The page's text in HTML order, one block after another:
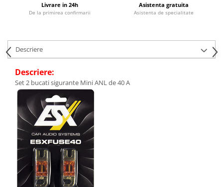
Livrare in 24h
De la primirea confirmarii
Asistenta gratuita
Asistenta de specialitate
Descriere
Descriere:
Set 2 bucati sigurante Mini ANL de 40 A